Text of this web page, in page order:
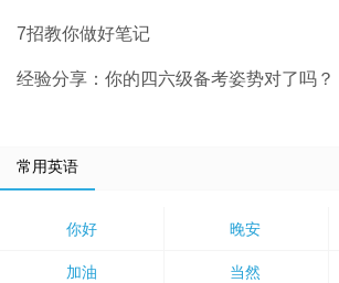
7招教你做好笔记
经验分享：你的四六级备考姿势对了吗？
常用英语
你好 晚安
加油 当然